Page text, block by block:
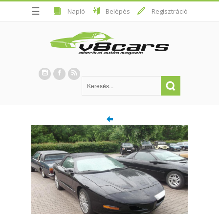
☰ Napló Belépés Regisztráció